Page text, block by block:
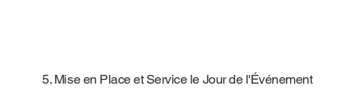
5. Mise en Place et Service le Jour de l'Événement